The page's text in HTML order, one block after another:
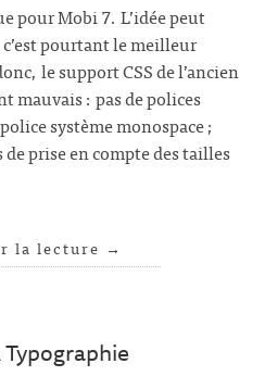
pour Mobi 7. L’idée peut
pourtant le meilleur
le support CSS de l’ancien
mauvais : pas de polices
système monospace ;
de prise en compte des tailles
la lecture →